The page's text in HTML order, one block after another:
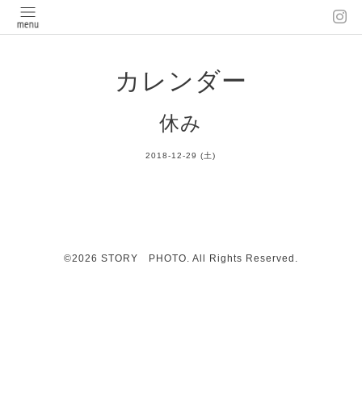
カレンダー
休み
2018-12-29 (土)
©2026 STORY PHOTO. All Rights Reserved.